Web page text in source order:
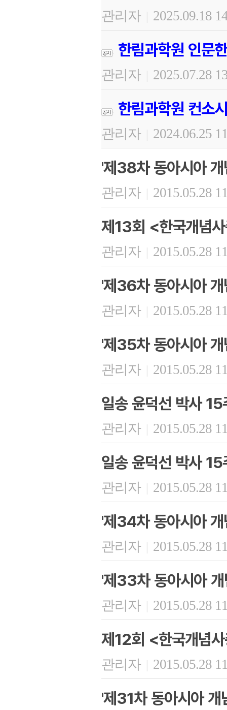
관리자 | 2025.09.18
한림과학원 인문
관리자 | 2025.07.28
한림과학원 컨소
관리자 | 2024.06.25
'제38차 동아시아
관리자 | 2015.05.28
제13회 <한국개념
관리자 | 2015.05.28
'제36차 동아시아
관리자 | 2015.05.28
'제35차 동아시아
관리자 | 2015.05.28
일송 윤덕선 박사
관리자 | 2015.05.28
일송 윤덕선 박사
관리자 | 2015.05.28
'제34차 동아시아
관리자 | 2015.05.28
'제33차 동아시아
관리자 | 2015.05.28
제12회 <한국개념
관리자 | 2015.05.28
'제31차 동아시아 개